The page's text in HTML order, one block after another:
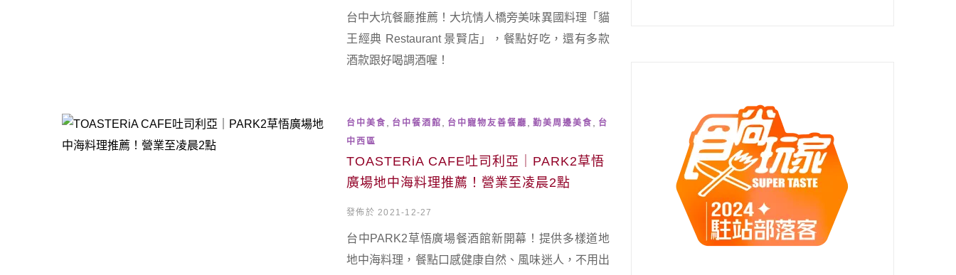
台中大坑餐廳推薦！大坑情人橋旁美味異國料理「貓
王經典 Restaurant 景賢店」，餐點好吃，還有多款
酒款跟好喝調酒喔！
台中美食 台中餐酒館 台中寵物友善餐廳 勤美周邊美食
台
中西區
TOASTERiA CAFE吐司利亞｜PARK2草悟
廣場地中海料理推薦！營業至凌晨2點
發佈於 2021-12-27
台中PARK2草悟廣場餐酒館新開幕！提供多樣道地
地中海料理，餐點口感健康自然、風味迷人，不用出